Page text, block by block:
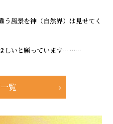
風景を神（自然界）は見せてく
しいと願っています………
覧